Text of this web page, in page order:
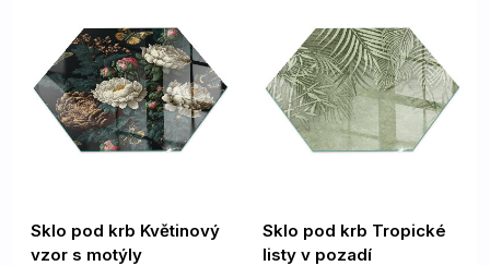
Sklo pod krb Květinový
vzor s motýly
Sklo pod krb Tropické
listy v pozadí